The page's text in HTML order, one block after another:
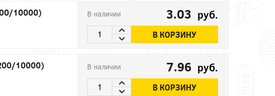
10000)
В наличии 3.03 руб.
В КОРЗИНУ
10000)
В наличии 7.96 руб.
В КОРЗИНУ